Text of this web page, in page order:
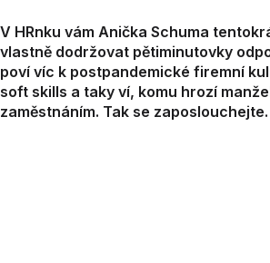
V HRnku vám Anička Schuma
vlastně dodržovat pětiminutovky
poví víc k postpandemické firemní
soft skills a taky ví, komu hrozí
zaměstnáním. Tak se zaposlouchejte.